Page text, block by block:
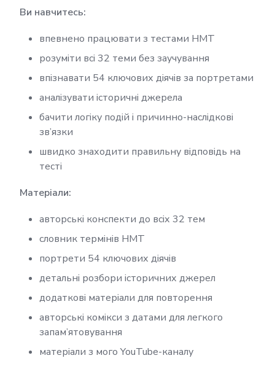
Ви навчитесь:
впевнено працювати з тестами НМТ
розуміти всі 32 теми без заучування
впізнавати 54 ключових діячів за портретами
аналізувати історичні джерела
бачити логіку подій і причинно-наслідкові
зв’язки
швидко знаходити правильну відповідь на
тесті
Матеріали:
авторські конспекти до всіх 32 тем
словник термінів НМТ
портрети 54 ключових діячів
детальні розбори історичних джерел
додаткові матеріали для повторення
авторські комікси з датами для легкого
запам’ятовування
матеріали з мого YouTube-каналу